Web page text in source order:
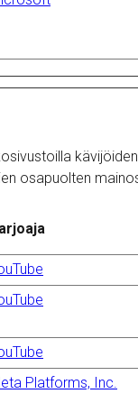
osapuolten
Platforms, Inc.